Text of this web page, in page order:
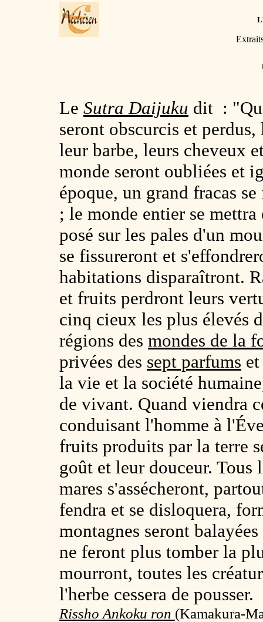
Le Sutra Daijuku dit :
seront obscurcis et
leur barbe, leurs cheveux
monde seront oubliées et
époque, un grand fracas
; le monde entier se
posé sur les pales d'un
se fissureront et
habitations disparaîtront.
et fruits perdront leurs
cinq cieux les plus élevés
régions des mondes de la
privées des sept parfums
la vie et la société
de vivant. Quand viendra
conduisant l'homme à
fruits produits par la terre
goût et leur douceur. Tous
mares s'assécheront,
fendra et se disloquera,
montagnes seront
ne feront plus tomber la
mourront, toutes les
l'herbe cessera de pousser.
Rissho Ankoku ron (Kamakura-